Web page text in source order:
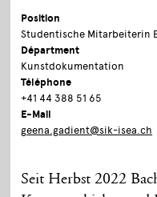
Position
Studentische Mitarbeiterin
Départment
Kunstdokumentation
Téléphone
+41 44 388 51 65
E-Mail
geena.gadient@sik-isea.ch
Seit Herbst 2022